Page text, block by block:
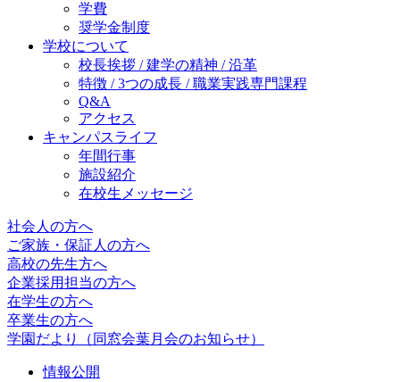
学費
奨学金制度
学校について
校長挨拶 / 建学の精神 / 沿革
特徴 / 3つの成長 / 職業実践専門課程
Q&A
アクセス
キャンパスライフ
年間行事
施設紹介
在校生メッセージ
社会人の方へ
ご家族・保証人の方へ
高校の先生方へ
企業採用担当の方へ
在学生の方へ
卒業生の方へ
学園だより
（同窓会葉月会のお知らせ）
情報公開